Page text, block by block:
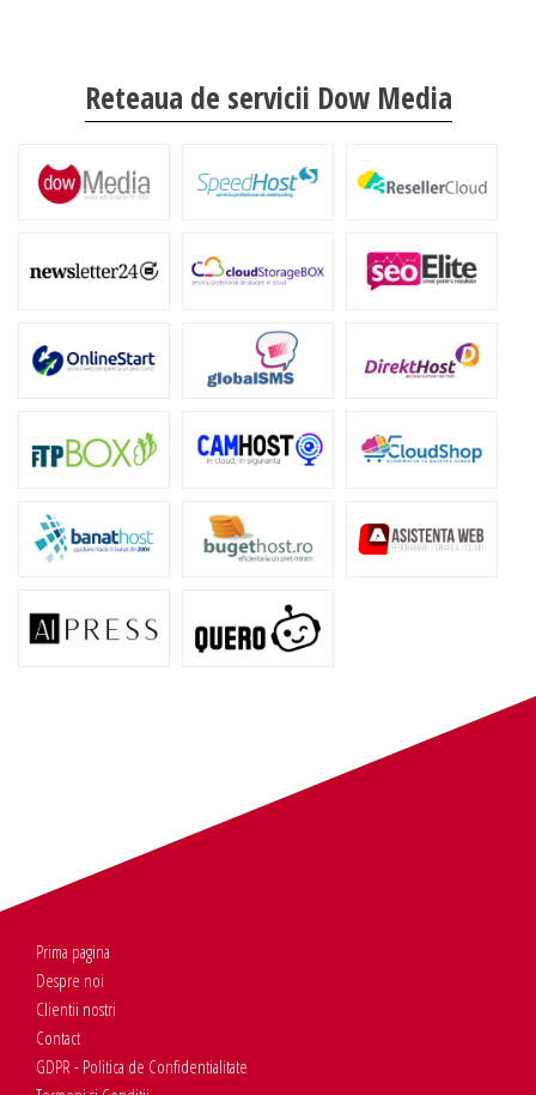
Reteaua de servicii Dow Media
Prima pagina
Despre noi
Clientii nostri
Contact
GDPR - Politica de Confidentialitate